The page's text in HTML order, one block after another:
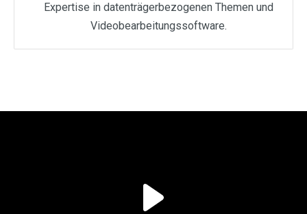
Expertise in datenträgerbezogenen Themen und
Videobearbeitungssoftware.